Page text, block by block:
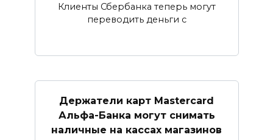
Клиенты Сбербанка теперь могут
переводить деньги с
Держатели карт Mastercard
Альфа-Банка могут снимать
наличные ​на кассах магазинов​